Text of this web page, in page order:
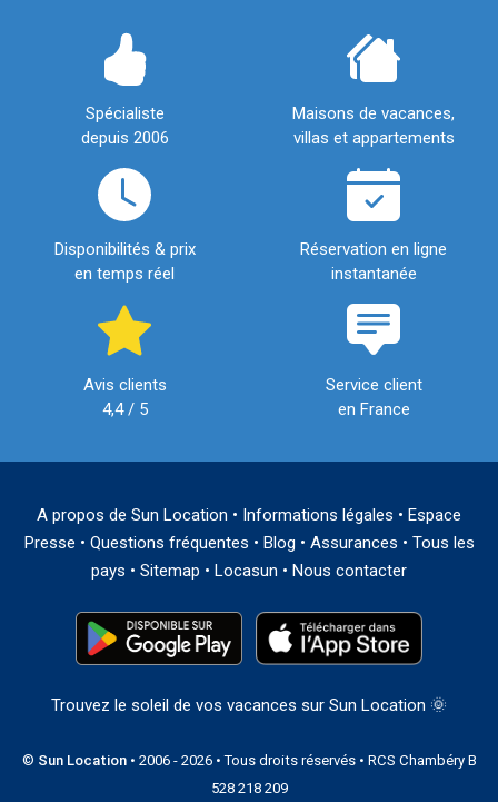
Spécialiste
depuis 2006
Maisons de vacances,
villas et appartements
Disponibilités & prix
en temps réel
Réservation en ligne
instantanée
Avis clients
4,4 / 5
Service client
en France
A propos de Sun Location • Informations légales • Espace
Presse • Questions fréquentes • Blog • Assurances • Tous les
pays • Sitemap • Locasun • Nous contacter
Trouvez le soleil de vos vacances sur Sun Location 🌞
© Sun Location• 2006 - 2026 • Tous droits réservés • RCS Chambéry B
528 218 209